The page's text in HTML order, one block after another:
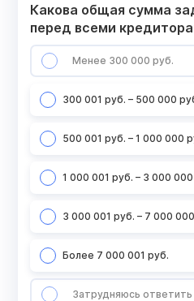
Какова общая сумма
перед всеми
Менее 300 000 руб.
300 001 руб. – 500 000
500 001 руб. – 1 000 000
1 000 001 руб. – 3 000
3 000 001 руб. – 7 000
Более 7 000 001 руб.
Затрудняюсь ответить